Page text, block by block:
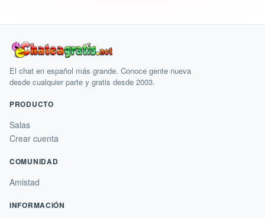
El chat en español más grande. Conoce gente nueva
desde cualquier parte y gratis desde 2003.
PRODUCTO
Salas
Crear cuenta
COMUNIDAD
Amistad
INFORMACIÓN